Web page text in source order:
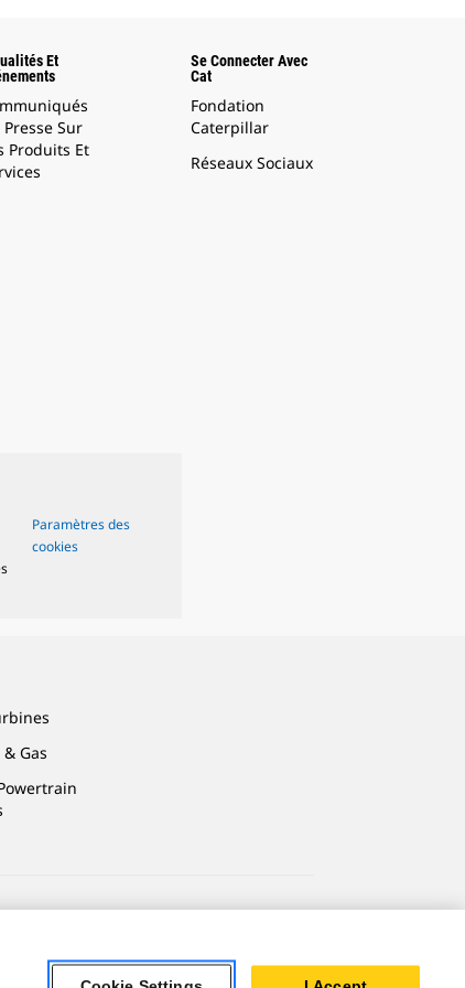
Et
Presse Sur
Produits Et
Se Connecter Avec
Cat
Fondation
Caterpillar
Réseaux Sociaux
Paramètres des
cookies
Gas